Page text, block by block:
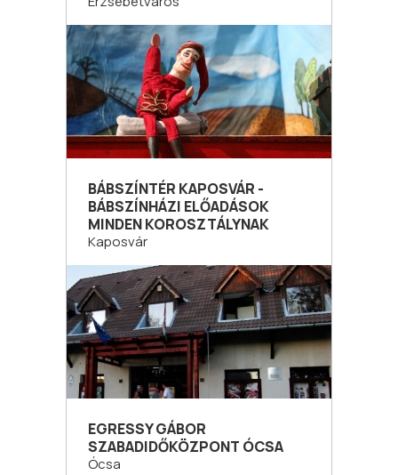
BÁBSZÍNTÉR KAPOSVÁR -
BÁBSZÍNHÁZI ELŐADÁSOK
MINDEN KOROSZTÁLYNAK
Kaposvár
EGRESSY GÁBOR
SZABADIDŐKÖZPONT ÓCSA
Ócsa